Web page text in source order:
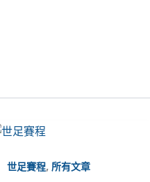
世足賽程, 所有文章